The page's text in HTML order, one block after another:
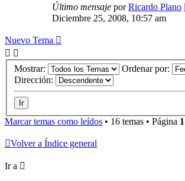
Último mensaje porRicardo Plano
Diciembre 25, 2008, 10:57 am
Nuevo Tema
Mostrar:
Ordenar por:
Dirección:
Marcar temas como leídos • 16 temas • Página 1
Volver a Índice general
Ir a